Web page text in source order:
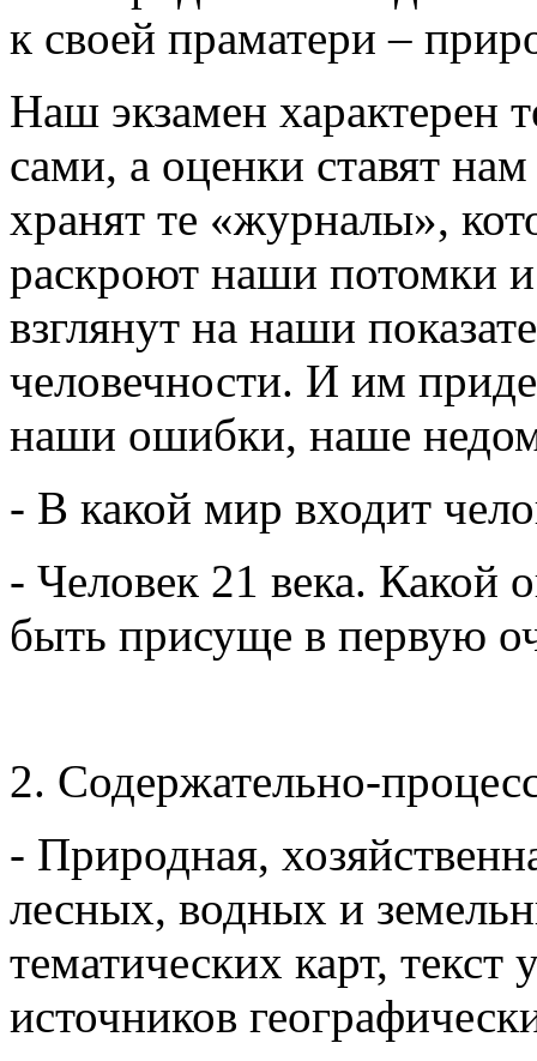
к своей праматери –
Наш экзамен характерен
сами, а оценки ставят
хранят те «журналы»,
раскроют наши потомки
взглянут на наши
человечности. И им
наши ошибки, наше
- В какой мир входит
- Человек 21 века. Какой
быть присуще в первую
2. Содержательно-
- Природная,
лесных, водных и
тематических карт,
источников